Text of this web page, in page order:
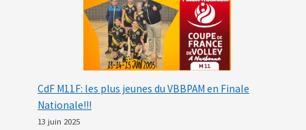
CdF M11F: les plus jeunes du VBBPAM en Finale
Nationale!!!
13 juin 2025